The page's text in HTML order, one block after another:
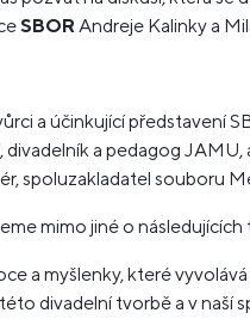
SBORAndreje Kalinky a
a účinkující představení
a pedagog JAMU,
spoluzakladatel souboru
mimo jiné o následujících
a myšlenky, které
divadelní tvorbě a v naší